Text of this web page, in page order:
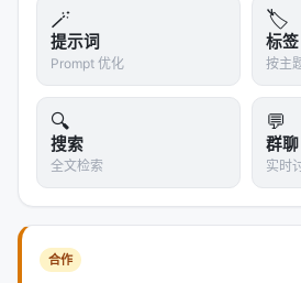
的、应该被尊重的。
Chandak和她的团队请了20位执
是学生，不是哲学家，是在一线
50个案例，让每位医生独立判断
么样？
Fleiss' kappa系数只有0.236——
存在，而且不小。0.2左右的
法确实没有统一。
🪄
提示词
Prompt 优化
🏷️
标签
按主
🔍
搜索
全文检索
💬
群聊
实时
合作